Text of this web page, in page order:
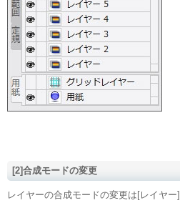
[2]合成モードの変更
レイヤーの合成モードの変更は[レイヤー